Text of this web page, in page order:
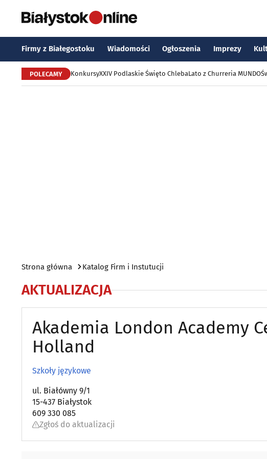
Firmy z Białegostoku Wiadomości Ogłoszenia Imprezy
POLECAMY KonkursyXXIV Podlaskie Święto ChlebaLato z Churreria MUNDO
Strona główna Katalog Firm i Instutucji
AKTUALIZACJA
Akademia London Academy
Holland
Szkoły językowe
ul. Białówny 9/1
15-437 Białystok
609 330 085
Zgłoś do aktualizacji